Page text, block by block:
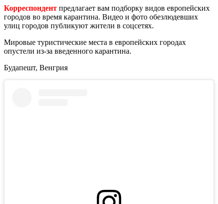
Корреспондент предлагает вам подборку видов европейских
городов во время карантина. Видео и фото обезлюдевших
улиц городов публикуют жители в соцсетях.
Мировые туристические места в европейских городах
опустели из-за введенного карантина.
Будапешт, Венгрия